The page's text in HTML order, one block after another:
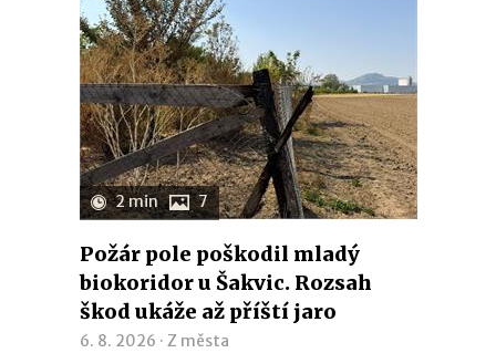
2 min 7
Požár pole poškodil mladý
biokoridor u Šakvic. Rozsah
škod ukáže až příští jaro
6. 8. 2026 · Z města